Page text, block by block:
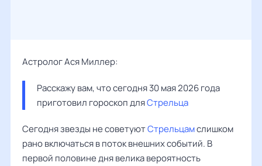
Астролог Ася Миллер:
Расскажу вам, что сегодня 30 мая 2026 года
приготовил гороскоп для Стрельца
Сегодня звезды не советуютСтрельцамслишком
рано включаться в поток внешних событий. В
первой половине дня велика вероятность